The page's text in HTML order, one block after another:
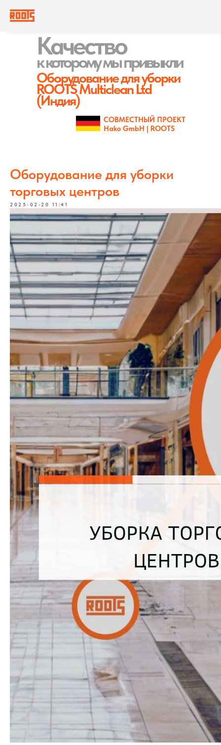
Качество
к которомумы привыкли
Оборудование для уборки
ROOTS Multiclean Ltd
(Индия)
СОВМЕСТНЫЙ ПРОЕКТ
Hako GmbH | ROOTS
Оборудование для уборки
торговых центров
2025-02-20 11:41